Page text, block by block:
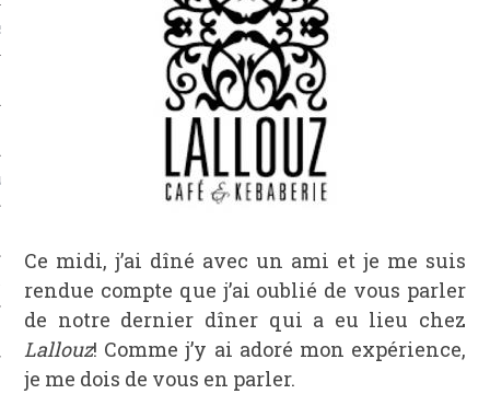
Ce midi, j’ai dîné avec un ami et je me suis
rendue compte que j’ai oublié de vous parler
de notre dernier dîner qui a eu lieu chez
Lallouz! Comme j’y ai adoré mon expérience,
je me dois de vous en parler.